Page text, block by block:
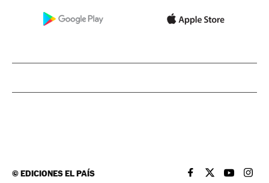
©EDICIONES EL PAÍS EL PAÍS BRASIL EN
EL PAÍSEL PAÍS
EL